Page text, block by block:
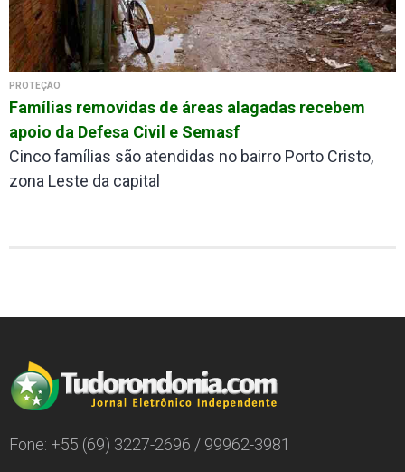
PROTEÇÃO
Famílias removidas de áreas alagadas recebem
apoio da Defesa Civil e Semasf
Cinco famílias são atendidas no bairro Porto Cristo,
zona Leste da capital
Fone: +55 (69) 3227-2696 / 99962-3981